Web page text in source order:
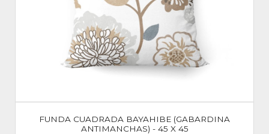
FUNDA CUADRADA BAYAHIBE (GABARDINA
ANTIMANCHAS) - 45 X 45